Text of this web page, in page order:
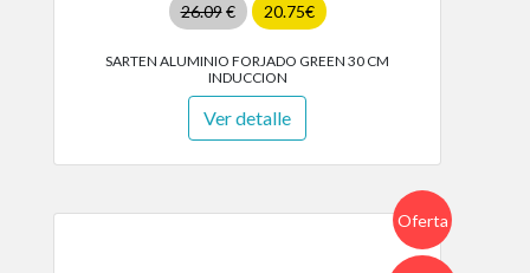
26.09€ 20.75€
SARTEN ALUMINIO FORJADO GREEN 30 CM
INDUCCION
Ver detalle
Oferta